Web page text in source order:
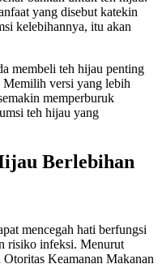
yang disebut katekin
kelebihannya, itu akan
membeli teh hijau penting
Memilih versi yang lebih
memperburuk
teh hijau yang
Berlebihan
mencegah hati berfungsi
risiko infeksi. Menurut
Keamanan Makanan